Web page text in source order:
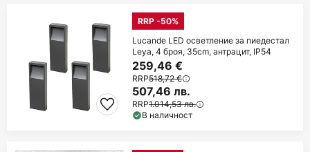
RRP -50%
Lucande LED осветление за пиедестал
Leya, 4 броя, 35cm, антрацит, IP54
259,46 €
RRP518,72 €
507,46 лв.
RRP1.014,53 лв.
В наличност